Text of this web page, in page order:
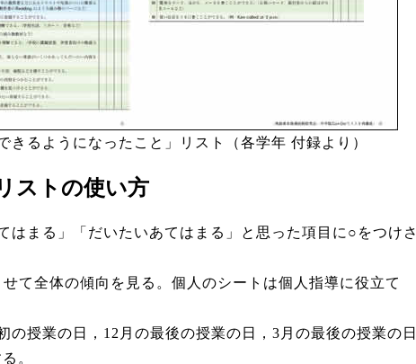
きるようになったこと」リスト（各学年 付録より）
ストの使い方
はまる」「だいたいあてはまる」と思った項目に○をつけさ
て全体の傾向を見る。個人のシートは個人指導に役立て
の授業の日，12月の最後の授業の日，3月の最後の授業の日
。